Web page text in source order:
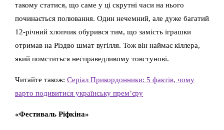
такому статися, що саме у ці скрутні часи на нього
починається полювання. Один нечемний, але дуже багатий
12-річний хлопчик обурився тим, що замість іграшки
отримав на Різдво шмат вугілля. Тож він наймає кіллера,
який помститься несправедливому товстунові.
Читайте також: Серіал Прикордонники: 5 фактів, чому
варто подивитися українську прем’єру
«Фестиваль Ріфкіна»